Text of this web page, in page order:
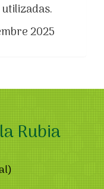
2025
Rubia